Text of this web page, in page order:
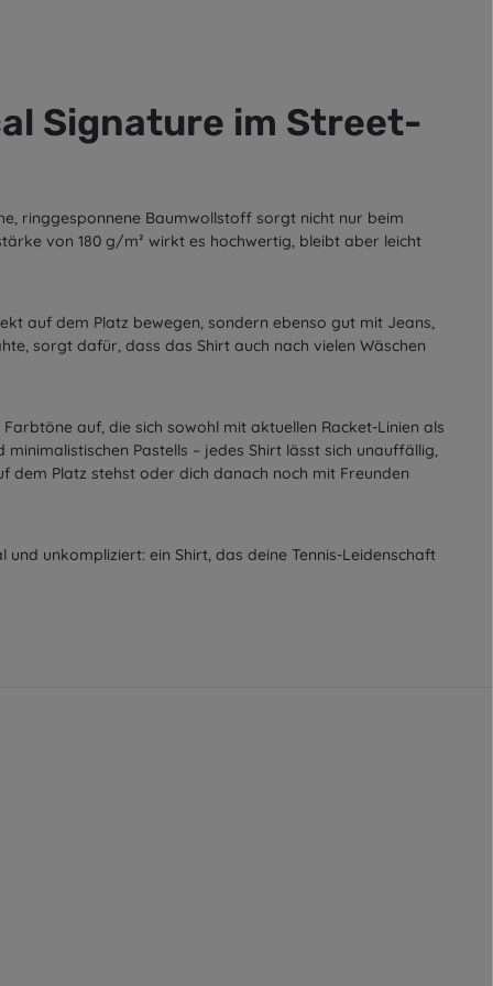
Signature im Street-
ringgesponnene Baumwollstoff sorgt nicht nur beim
von 180 g/m² wirkt es hochwertig, bleibt aber leicht
auf dem Platz bewegen, sondern ebenso gut mit Jeans,
sorgt dafür, dass das Shirt auch nach vielen Wäschen
auf, die sich sowohl mit aktuellen Racket-Linien als
Pastells – jedes Shirt lässt sich unauffällig,
Platz stehst oder dich danach noch mit Freunden
unkompliziert: ein Shirt, das deine Tennis-Leidenschaft